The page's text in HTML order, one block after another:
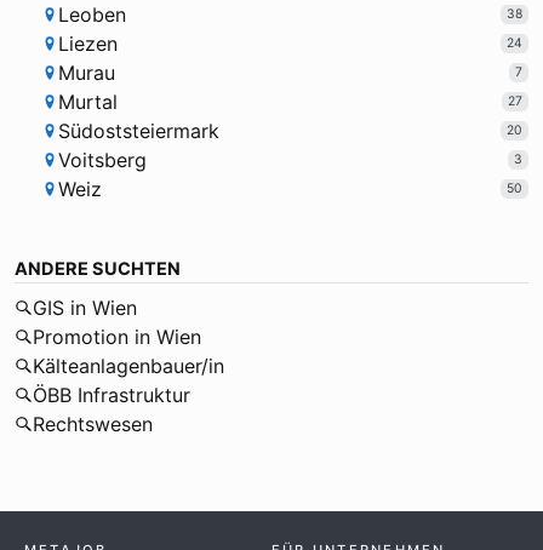
Leoben 38
Liezen 24
Murau 7
Murtal 27
Südoststeiermark 20
Voitsberg 3
Weiz 50
ANDERE SUCHTEN
GIS in Wien
Promotion in Wien
Kälteanlagenbauer/in
ÖBB Infrastruktur
Rechtswesen